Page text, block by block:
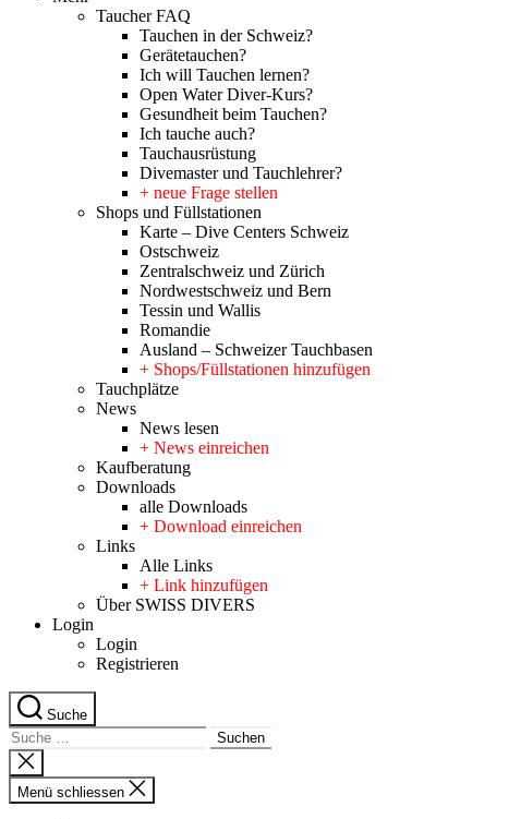
Taucher FAQ
Tauchen in der Schweiz?
Gerätetauchen?
Ich will Tauchen lernen?
Open Water Diver-Kurs?
Gesundheit beim Tauchen?
Ich tauche auch?
Tauchausrüstung
Divemaster und Tauchlehrer?
+ neue Frage stellen
Shops und Füllstationen
Karte – Dive Centers Schweiz
Ostschweiz
Zentralschweiz und Zürich
Nordwestschweiz und Bern
Tessin und Wallis
Romandie
Ausland – Schweizer Tauchbasen
+ Shops/Füllstationen hinzufügen
Tauchplätze
News
News lesen
+ News einreichen
Kaufberatung
Downloads
alle Downloads
+ Download einreichen
Links
Alle Links
+ Link hinzufügen
Über SWISS DIVERS
Login
Login
Registrieren
Suche
Suche
nach:
Suche
schliessen
Menü schliessen